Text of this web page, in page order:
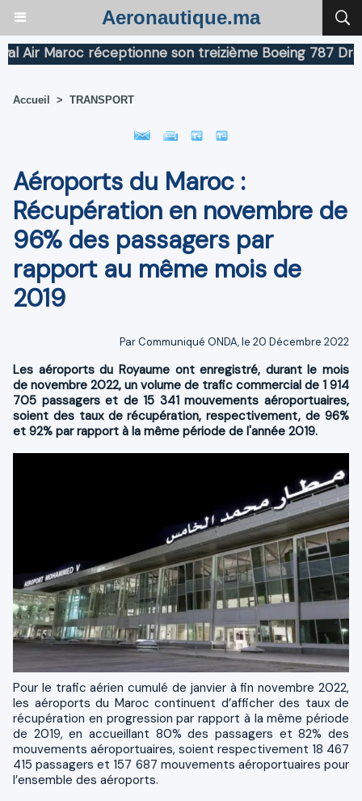
Aeronautique.ma
Maroc réceptionne son treizième Boeing 787
Accueil > TRANSPORT
Aéroports du Maroc :
Récupération en novembre de
96% des passagers par
rapport au même mois de
2019
Par Communiqué ONDA, le 20 Décembre 2022
​Les aéroports du Royaume ont enregistré, durant le mois
de novembre 2022, un volume de trafic commercial de 1 914
705 passagers et de 15 341 mouvements aéroportuaires,
soient des taux de récupération, respectivement, de 96%
et 92% par rapport à la même période de l'année 2019.
Pour le trafic aérien cumulé de janvier à fin novembre 2022,
les aéroports du Maroc continuent d’afficher des taux de
récupération en progression par rapport à la même période
de 2019, en accueillant 80% des passagers et 82% des
mouvements aéroportuaires, soient respectivement 18 467
415 passagers et 157 687 mouvements aéroportuaires pour
l’ensemble des aéroports.